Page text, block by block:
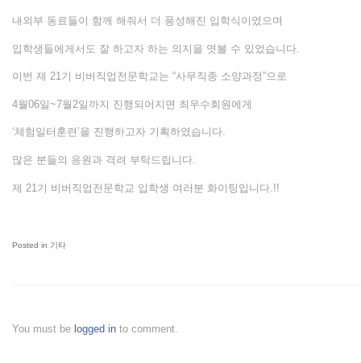
내외부 동료들이 함께 해줘서 더 풍성해진 입학식이였으며
입학생들에게서도 잘 하고자 하는 의지을 엿볼 수 있었습니다.
이번 제 21기 비버직업전문학교는 “사무직종 소양과정”으로
4월06일~7월2일까지 진행되어지면 최우수회원에게
‘체험일터훈련’을 진행하고자 기획하였습니다.
많은 분들의 응원과 격려 부탁드립니다.
제 21기 비버직업전문학교 입학생 여러분 화이팅입니다.!!
Posted in 기타
You must be logged in to comment.